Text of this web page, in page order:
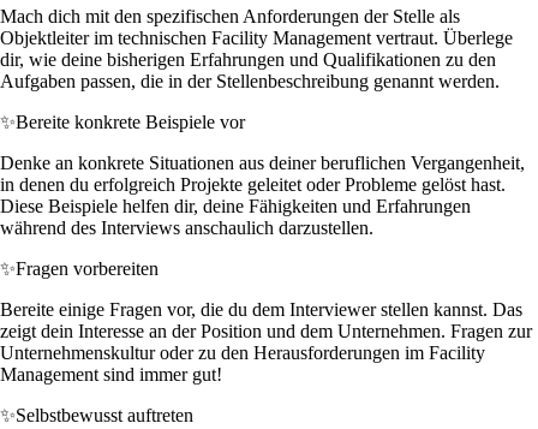
Mach dich mit den spezifischen Anforderungen der Stelle als
Objektleiter im technischen Facility Management vertraut. Überlege
dir, wie deine bisherigen Erfahrungen und Qualifikationen zu den
Aufgaben passen, die in der Stellenbeschreibung genannt werden.
✨Bereite konkrete Beispiele vor
Denke an konkrete Situationen aus deiner beruflichen Vergangenheit,
in denen du erfolgreich Projekte geleitet oder Probleme gelöst hast.
Diese Beispiele helfen dir, deine Fähigkeiten und Erfahrungen
während des Interviews anschaulich darzustellen.
✨Fragen vorbereiten
Bereite einige Fragen vor, die du dem Interviewer stellen kannst. Das
zeigt dein Interesse an der Position und dem Unternehmen. Fragen zur
Unternehmenskultur oder zu den Herausforderungen im Facility
Management sind immer gut!
✨Selbstbewusst auftreten